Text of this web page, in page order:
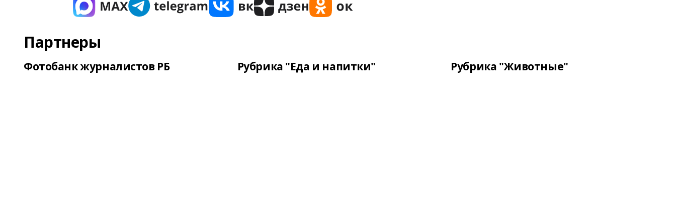
Партнеры
Фотобанк журналистов РБ Рубрика "Еда и напитки" Рубрика "Животные"